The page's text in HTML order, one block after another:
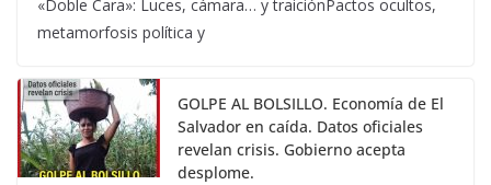
«Doble Cara»: Luces, cámara… y traiciónPactos ocultos,
metamorfosis política y
GOLPE AL BOLSILLO. Economía de El
Salvador en caída. Datos oficiales
revelan crisis. Gobierno acepta
desplome.